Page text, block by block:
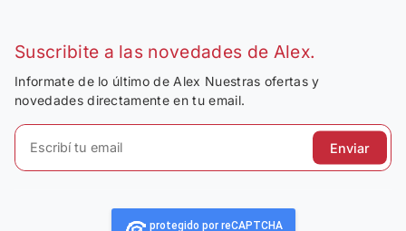
Suscribite a las novedades de Alex.
Informate de lo último de Alex Nuestras ofertas y
novedades directamente en tu email.
Enviar
protegido por reCAPTCHA